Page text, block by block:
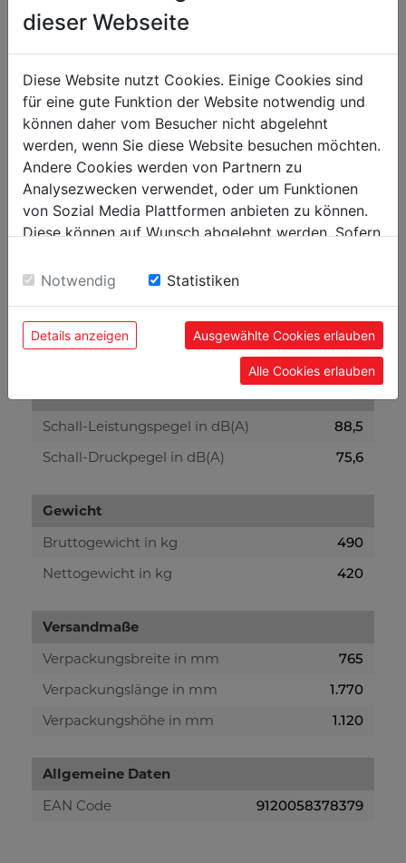
Schnittleistung rund Ø 60° in mm
mm
Schnittleistung LxH 45° in
mm
240 x 160 (220 x 220)
Schnittleistung LxH 60° in mm
Schnittleistung LxH -45° in mm
180 x 180
Sägeband in mm
Sägebandgeschwindigkeit in m/min
34 / 68
Laufraddurchmesser in mm
380
Schall-Leistungspegel in dB(A)
88,5
Schall-Druckpegel in dB(A)
75,6
Gewicht
Bruttogewicht in kg
490
Nettogewicht in kg
420
Versandmaße
Verpackungsbreite in mm
765
Verpackungslänge in mm
1.770
Verpackungshöhe in mm
1.120
Allgemeine Daten
EAN Code
9120058378379
dieser Webseite
Diese Website nutzt Cookies. Einige Cookies sind
für eine gute Funktion der Website notwendig und
können daher vom Besucher nicht abgelehnt
werden, wenn Sie diese Website besuchen möchten.
Andere Cookies werden von Partnern zu
Analysezwecken verwendet, oder um Funktionen
von Sozial Media Plattformen anbieten zu können.
Diese können auf Wunsch abgelehnt werden. Sofern
Einwilligung zu unseren Cookies.
Notwendig Statistiken
Details anzeigen Ausgewählte Cookies erlauben
Alle Cookies erlauben